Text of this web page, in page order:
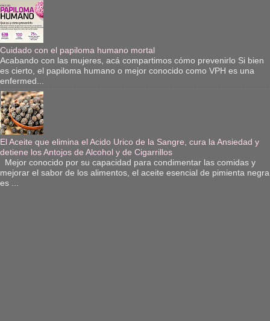
Cuidado con el papiloma humano mortal
Acabando con las mujeres, acá compartimos cómo prevenirlo Si bien
es cierto, el papiloma humano o mejor conocido como VPH es una
enfermed...
El Aceite que elimina el Acido Urico de la Sangre, cura la Ansiedad y
detiene los Antojos de Alcohol y de Cigarrillos
Mejor conocido por su capacidad para condimentar las comidas y
mejorar el sabor de los alimentos, el aceite esencial de pimienta negra
es ...